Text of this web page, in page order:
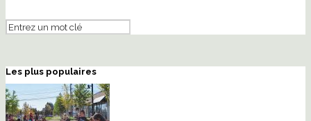
Les plus populaires